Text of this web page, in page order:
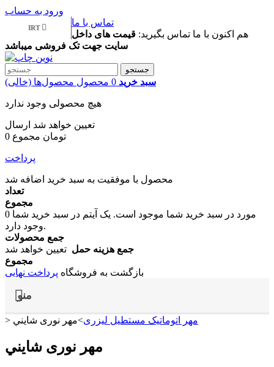
ورود به حساب
IRT
تماس با ما
هم اکنون با ما تماس بگیرید: قیمت های داخل
سایت جهت تک فروشی میباشد
جستجو
سبد خرید 0 محصول محصول‌ها (خالی)
هیچ محصولی وجود ندارد
تعیین خواهد شد ارسال
0 تومان مجموع
پرداخت
محصول با موفقیت به سبد خرید اضافه شد
تعداد
مجموع
0
مورد در سبد خرید شما موجود است. یک آیتم در سبد خرید شما
وجود دارد.
جمع محصولات
جمع هزینه حمل تعیین خواهد شد
مجموع
بازگشت به فروشگاه پرداخت نهایی
منو
> مهر اتوماتیک مستطیل لیزری>مهر نوری شايني
مهر نوری شايني